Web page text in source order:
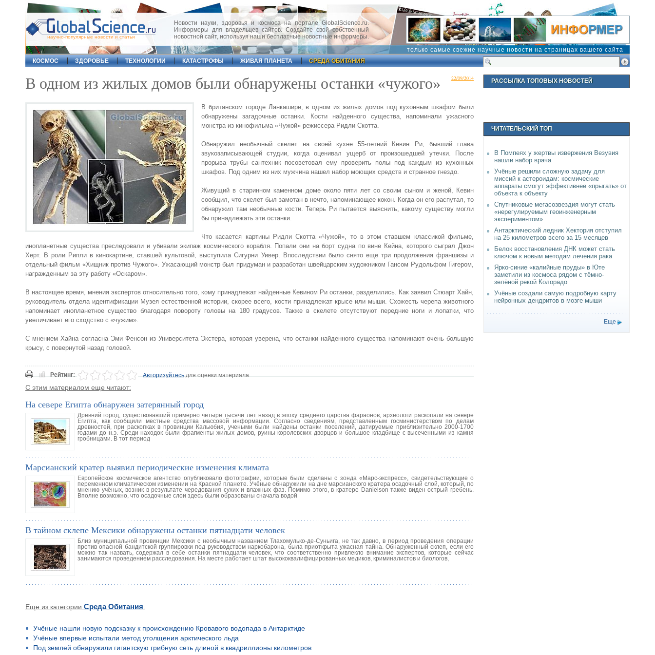
научно-популярные новости и статьи
Новости науки, здоровья и космоса на портале GlobalScience.ru.
Информеры для владельцев сайтов. Создайте свой собственный
новостной сайт, используя наши бесплатные новостные информеры.
только самые свежие научные новости на страницах вашего сайта
КОСМОС
ЗДОРОВЬЕ ТЕХНОЛОГИИ КАТАСТРОФЫ ЖИВАЯ ПЛАНЕТА СРЕДА ОБИТАНИЯ
22/09/2014
В одном из жилых домов были обнаружены останки «чужого»
В британском городе Ланкашире, в одном из жилых домов под кухонным шкафом были
обнаружены загадочные останки. Кости найденного существа, напоминали ужасного
монстра из кинофильма «Чужой» режиссера Ридли Скотта.
Обнаружил необычный скелет на своей кухне 55-летний Кевин Ри, бывший глава
звукозаписывающей студии, когда оценивал ущерб от произошедшей утечки. После
прорыва трубы сантехник посоветовал ему проверить полы под каждым из кухонных
шкафов. Под одним из них мужчина нашел набор моющих средств и странное гнездо.
Живущий в старинном каменном доме около пяти лет со своим сыном и женой, Кевин
сообщил, что скелет был замотан в нечто, напоминающее кокон. Когда он его распутал, то
обнаружил там необычные кости. Теперь Ри пытается выяснить, какому существу могли
бы принадлежать эти останки.
Что касается картины Ридли Скотта «Чужой», то в этом ставшем классикой фильме,
инопланетные существа преследовали и убивали экипаж космического корабля. Попали они на борт судна по вине Кейна, которого сыграл Джон
Херт. В роли Рипли в кинокартине, ставшей культовой, выступила Сигурни Уивер. Впоследствии было снято еще три продолжения франшизы и
отдельный фильм «Хищник против Чужого». Ужасающий монстр был придуман и разработан швейцарским художником Гансом Рудольфом Гигером,
награжденным за эту работу «Оскаром».
В настоящее время, мнения экспертов относительно того, кому принадлежат найденные Кевином Ри останки, разделились. Как заявил Стюарт Хайн,
руководитель отдела идентификации Музея естественной истории, скорее всего, кости принадлежат крысе или мыши. Схожесть черепа животного
напоминает инопланетное существо благодаря повороту головы на 180 градусов. Также в скелете отсутствуют передние ноги и лопатки, что
увеличивает его сходство с «чужим».
С мнением Хайна согласна Эми Фенсон из Университета Экстера, которая уверена, что останки найденного существа напоминают очень большую
крысу, с повернутой назад головой.
Рейтинг: Авторизуйтесьдля оценки материала
С этим материалом еще читают:
На севере Египта обнаружен затерянный город
Древний город, существовавший примерно четыре тысячи лет назад в эпоху среднего царства фараонов, археологи раскопали на севере
Египта, как сообщили местные средства массовой информации. Согласно сведениям, представленным госминистерством по делам
древностей, при раскопках в провинции Кальюбия, учеными были найдены останки поселений, датируемые приблизительно 2000-1700
годами до н.э. Среди находок были фрагменты жилых домов, руины королевских дворцов и большое кладбище с высеченными из камня
гробницами. В тот период
Марсианский кратер выявил периодические изменения климата
Европейское космическое агентство опубликовало фотографии, которые были сделаны с зонда «Марс-экспресс», свидетельствующие о
переменном климатическом изменении на Красной планете. Учёные обнаружили на дне марсианского кратера осадочный слой, который, по
мнению учёных, возник в результате чередования сухих и влажных фаз. Помимо этого, в кратере Danielson также виден острый гребень.
Вполне возможно, что осадочные слои здесь были образованы сначала водой
В тайном склепе Мексики обнаружены останки пятнадцати человек
Близ муниципальной провинции Мексики с необычным названием Тлахомулько-де-Суньига, не так давно, в период проведения операции
против опасной бандитской группировки под руководством наркобарона, была приоткрыта ужасная тайна. Обнаруженный склеп, если его
можно так назвать, содержал в себе останки пятнадцати человек, что соответственно привлекло внимание экспертов, которые сейчас
занимаются проведением расследования. На месте работает штат высококвалифицированных медиков, криминалистов и биологов,
Еще из категории Среда Обитания:
Учёные нашли новую подсказку к происхождению Кровавого водопада в Антарктиде
Учёные впервые испытали метод утолщения арктического льда
Под землей обнаружили гигантскую грибную сеть длиной в квадриллионы километров
РАССЫЛКА ТОПОВЫХ НОВОСТЕЙ
ЧИТАТЕЛЬСКИЙ ТОП
В Помпеях у жертвы извержения Везувия
нашли набор врача
Учёные решили сложную задачу для
миссий к астероидам: космические
аппараты смогут эффективнее «прыгать» от
объекта к объекту
Спутниковые мегасозвездия могут стать
«нерегулируемым геоинженерным
экспериментом»
Антарктический ледник Хектория отступил
на 25 километров всего за 15 месяцев
Белок восстановления ДНК может стать
ключом к новым методам лечения рака
Ярко-синие «калийные пруды» в Юте
заметили из космоса рядом с тёмно-
зелёной рекой Колорадо
Учёные создали самую подробную карту
нейронных дендритов в мозге мыши
Еще